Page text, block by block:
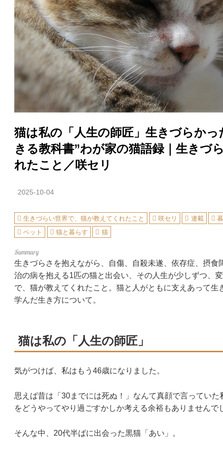
猫は私の「人生の師匠」生きづらか
きる教科書”わが家の猫語録｜生きづ
れたこと／咲セリ
2025-10-04
生きづらい世界で、猫が教えてくれたこと 咲セリ 連載
ペット
猫と暮らす 猫
生きづらさを抱えながら、自傷、自殺未遂、依存症、摂
治の病を抱える1匹の猫と出会い、その人生が少しずつ、
で、猫が教えてくれたこと。猫と人がともに支えあって
学んだ生き方について。
猫は私の「人生の師匠」
気がつけば、私はもう46歳になりました。
思えば昔は「30までには死ぬ！」なんて真顔で言ってい
をどうやってやり過ごすかしか考える余裕もありませんで
そんな中、20代半ばに出会った黒猫「あい」。